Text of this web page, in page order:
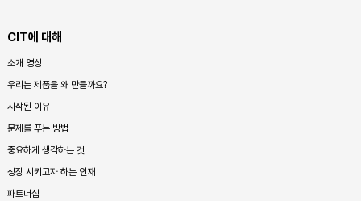
CIT에 대해
소개 영상
우리는 제품을 왜 만들까요?
시작된 이유
문제를 푸는 방법
중요하게 생각하는 것
성장 시키고자 하는 인재
파트너십